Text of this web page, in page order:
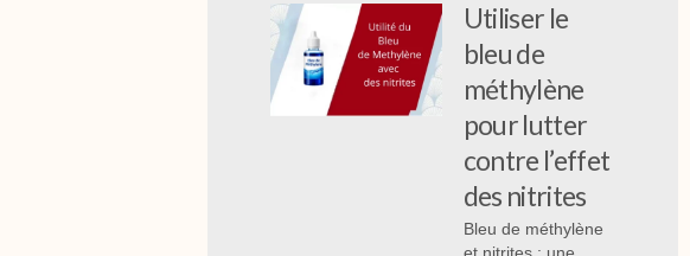
Utiliser le
bleu de
méthylène
pour lutter
contre l’effet
des nitrites
Bleu de méthylène